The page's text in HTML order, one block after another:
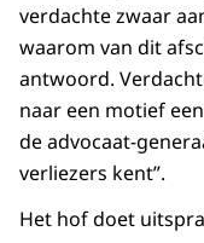
verdachte zwaar
waarom van dit
antwoord.
naar een motief
de advocaat-
verliezers kent”.
Het hof doet